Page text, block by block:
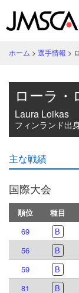
ホーム > 選手情報 >
ローラ・
Laura Loikas
フィンランド出
主な戦績
国際大会
順位 種目
69
B
56
B
59
B
81
B